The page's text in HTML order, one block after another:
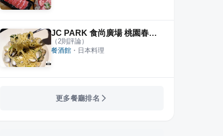
JC PARK 食尚廣場 桃園春日館
（ 2則評論）
餐酒館 ・ 日本料理
更多餐廳排名